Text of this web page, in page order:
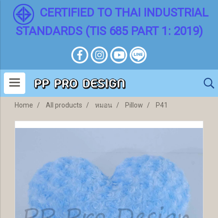
CERTIFIED TO THAI INDUSTRIAL
STANDARDS (TIS 685 PART 1: 2019)
Home All products หมอน Pillow P41